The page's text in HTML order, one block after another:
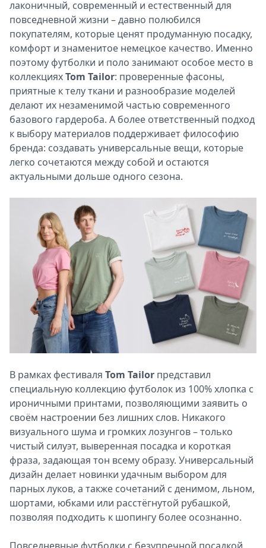
лаконичный, современный и естественный для
повседневной жизни – давно полюбился
покупателям, которые ценят продуманную посадку,
комфорт и знаменитое немецкое качество. Именно
поэтому футболки и поло занимают особое место в
коллекцияхTom Tailor: проверенные фасоны,
приятные к телу ткани и разнообразие моделей
делают их незаменимой частью современного
базового гардероба. А более ответственный подход
к выбору материалов поддерживает философию
бренда: создавать универсальные вещи, которые
легко сочетаются между собой и остаются
актуальными дольше одного сезона.
В рамках фестиваля Tom Tailor представил
специальную коллекцию футболок из 100% хлопка с
ироничными принтами, позволяющими заявить о
своём настроении без лишних слов. Никакого
визуального шума и громких лозунгов – только
чистый силуэт, выверенная посадка и короткая
фраза, задающая тон всему образу. Универсальный
дизайн делает новинки удачным выбором для
парных луков, а также сочетаний с денимом, льном,
шортами, юбками или расстёгнутой рубашкой,
позволяя подходить к шопингу более осознанно.